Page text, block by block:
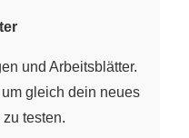
und Arbeitsblätter.
gleich dein neues
testen.